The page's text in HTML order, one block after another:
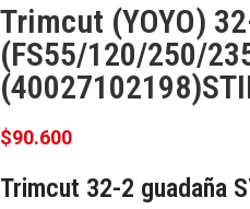
Trimcut (YOYO)
(FS55/120/250/
$90.600
Trimcut 32-2 guadaña